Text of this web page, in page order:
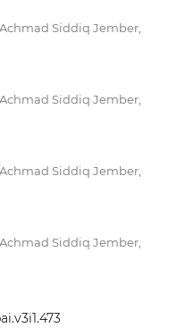
Siddiq Jember,
Siddiq Jember,
Siddiq Jember,
Siddiq Jember,